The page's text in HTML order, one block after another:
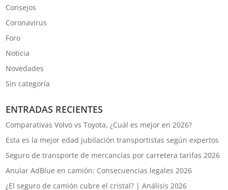
Consejos
Coronavirus
Foro
Noticia
Novedades
Sin categoría
ENTRADAS RECIENTES
Comparativas Volvo vs Toyota, ¿Cuál es mejor en 2026?
Esta es la mejor edad jubilación transportistas según expertos
Seguro de transporte de mercancías por carretera tarifas 2026
Anular AdBlue en camión: Consecuencias legales 2026
¿El seguro de camión cubre el cristal? | Análisis 2026